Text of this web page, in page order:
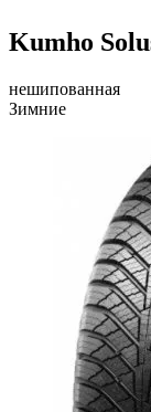
Kumho
нешипованная
Зимние